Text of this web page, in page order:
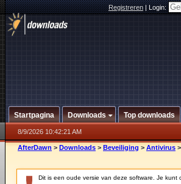
Registreren|Login:
Startpagina Downloads Top downloads
8/9/2026 10:42:21 AM
AfterDawn > Downloads > Beveiliging > Antivirus >
Dit is een oude versie van deze software. Je kunt